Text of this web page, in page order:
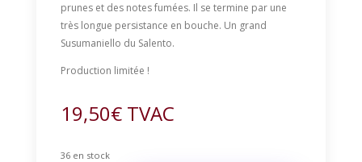
prunes et des notes fumées. Il se termine par une
très longue persistance en bouche. Un grand
Susumaniello du Salento.
Production limitée !
19,50€ TVAC
36 en stock